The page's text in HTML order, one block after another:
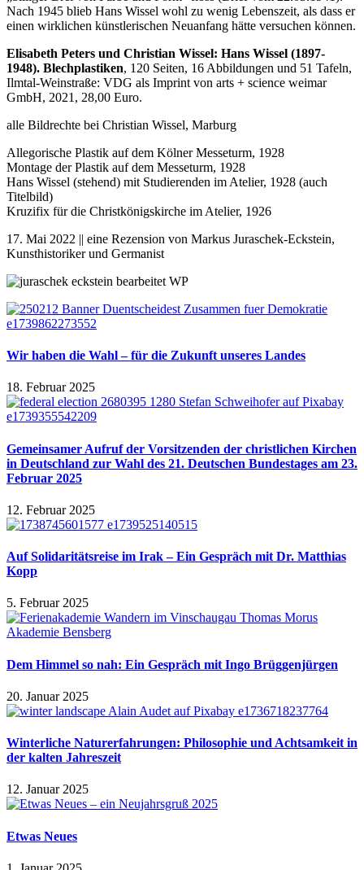
Nach 1945 blieb Hans Wissel wohl zu wenig Lebenszeit, als dass er
einen wirklichen künstlerischen Neuanfang hätte versuchen können.
Elisabeth Peters und Christian Wissel: Hans Wissel (1897-
1948). Blechplastiken, 120 Seiten, 16 Abbildungen und 51 Tafeln,
Ilmtal-Weinstraße: VDG als Imprint von arts + science weimar
GmbH, 2021, 28,00 Euro.
alle Bildrechte bei Christian Wissel, Marburg
Allegorische Plastik auf dem Kölner Messeturm, 1928
Montage der Plastik auf dem Messeturm, 1928
Hans Wissel (stehend) mit Studierenden im Atelier, 1928 (auch
Titelbild)
Kruzifix für die Christkönigskirche im Atelier, 1926
17. Mai 2022 || eine Rezension von Markus Juraschek-Eckstein,
Kunsthistoriker und Germanist
Wir haben die Wahl – für die Zukunft unseres Landes
18. Februar 2025
Gemeinsamer Aufruf der Vorsitzenden der christlichen Kirchen
in Deutschland zur Wahl des 21. Deutschen Bundestages am 23.
Februar 2025
12. Februar 2025
Auf Solidaritätsreise im Irak – Ein Gespräch mit Dr. Matthias
Kopp
5. Februar 2025
Dem Himmel so nah: Ein Gespräch mit Ingo Brüggenjürgen
20. Januar 2025
Winterliche Naturerfahrungen: Philosophie und Achtsamkeit in
der kalten Jahreszeit
12. Januar 2025
Etwas Neues